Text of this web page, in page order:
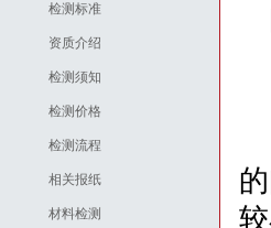
检测标准
资质介绍
检测须知
检测价格
检测流程
相关报纸
材料检测